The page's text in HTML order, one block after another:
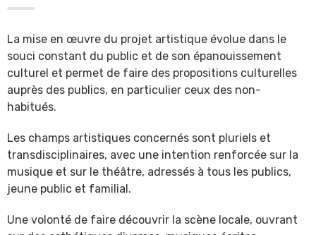
La mise en œuvre du projet artistique évolue dans le
souci constant du public et de son épanouissement
culturel et permet de faire des propositions culturelles
auprès des publics, en particulier ceux des non-
habitués.
Les champs artistiques concernés sont pluriels et
transdisciplinaires, avec une intention renforcée sur la
musique et sur le théâtre, adressés à tous les publics,
jeune public et familial.
Une volonté de faire découvrir la scène locale, ouvrant